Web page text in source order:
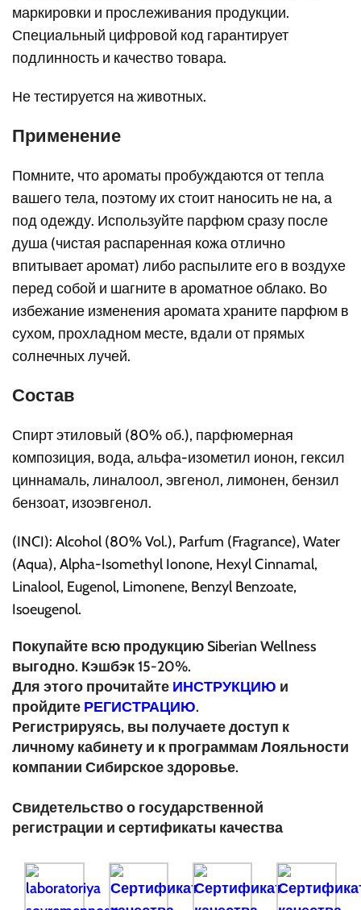
маркировки и прослеживания продукции.
Специальный цифровой код гарантирует
подлинность и качество товара.
Не тестируется на животных.
Применение
Помните, что ароматы пробуждаются от тепла
вашего тела, поэтому их стоит наносить не на, а
под одежду. Используйте парфюм сразу после
душа (чистая распаренная кожа отлично
впитывает аромат) либо распылите его в воздухе
перед собой и шагните в ароматное облако. Во
избежание изменения аромата храните парфюм в
сухом, прохладном месте, вдали от прямых
солнечных лучей.
Состав
Спирт этиловый (80% об.), парфюмерная
композиция, вода, альфа-изометил ионон, гексил
циннамаль, линалоол, эвгенол, лимонен, бензил
бензоат, изоэвгенол.
(INCI): Alcohol (80% Vol.), Parfum (Fragrance), Water
(Aqua), Alpha-Isomethyl Ionone, Hexyl Cinnamal,
Linalool, Eugenol, Limonene, Benzyl Benzoate,
Isoeugenol.
Покупайте всю продукцию Siberian Wellness
выгодно. Кэшбэк 15-20%.
Для этого прочитайте ИНСТРУКЦИЮ и
пройдите РЕГИСТРАЦИЮ.
Регистрируясь, вы получаете доступ к
личному кабинету и к программам Лояльности
компании Сибирское здоровье.
Свидетельство о государственной
регистрации и сертификаты качества